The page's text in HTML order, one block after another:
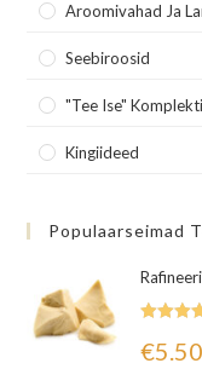
Aroomivahad Ja
Seebiroosid
"Tee Ise"
Kingiideed
Populaarseimad
5.00 / 5
€5.50